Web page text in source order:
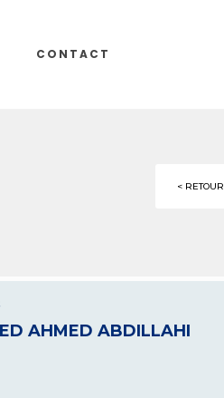
CONTACT
< RETOUR
AHMED ABDILLAHI